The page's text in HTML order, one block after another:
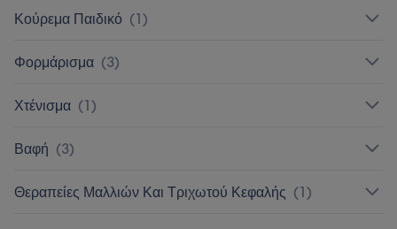
Κούρεμα Παιδικό (1)
Φορμάρισμα (3)
Χτένισμα (1)
Βαφή (3)
Θεραπείες Μαλλιών Και Τριχωτού Κεφαλής (1)